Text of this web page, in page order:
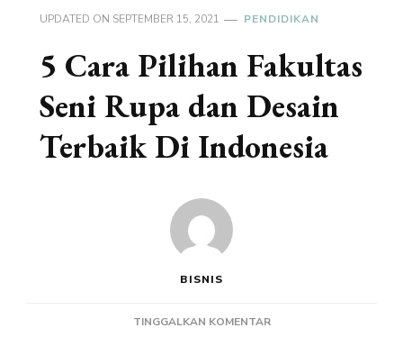
UPDATED ON SEPTEMBER 15, 2021 PENDIDIKAN
5 Cara Pilihan Fakultas
Seni Rupa dan Desain
Terbaik Di Indonesia
BISNIS
TINGGALKAN KOMENTARPADA